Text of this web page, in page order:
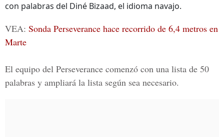
con palabras del Diné Bizaad, el idioma navajo.
VEA: Sonda Perseverance hace recorrido de 6,4 metros en
Marte
El equipo del Perseverance comenzó con una lista de 50
palabras y ampliará la lista según sea necesario.